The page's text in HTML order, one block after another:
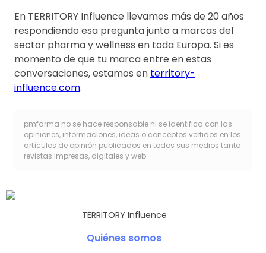
En TERRITORY Influence llevamos más de 20 años
respondiendo esa pregunta junto a marcas del
sector pharma y wellness en toda Europa. Si es
momento de que tu marca entre en estas
conversaciones, estamos en territory-
influence.com.
pmfarma no se hace responsable ni se identifica con las
opiniones, informaciones, ideas o conceptos vertidos en los
artículos de opinión publicados en todos sus medios tanto
revistas impresas, digitales y web.
TERRITORY Influence
Quiénes somos